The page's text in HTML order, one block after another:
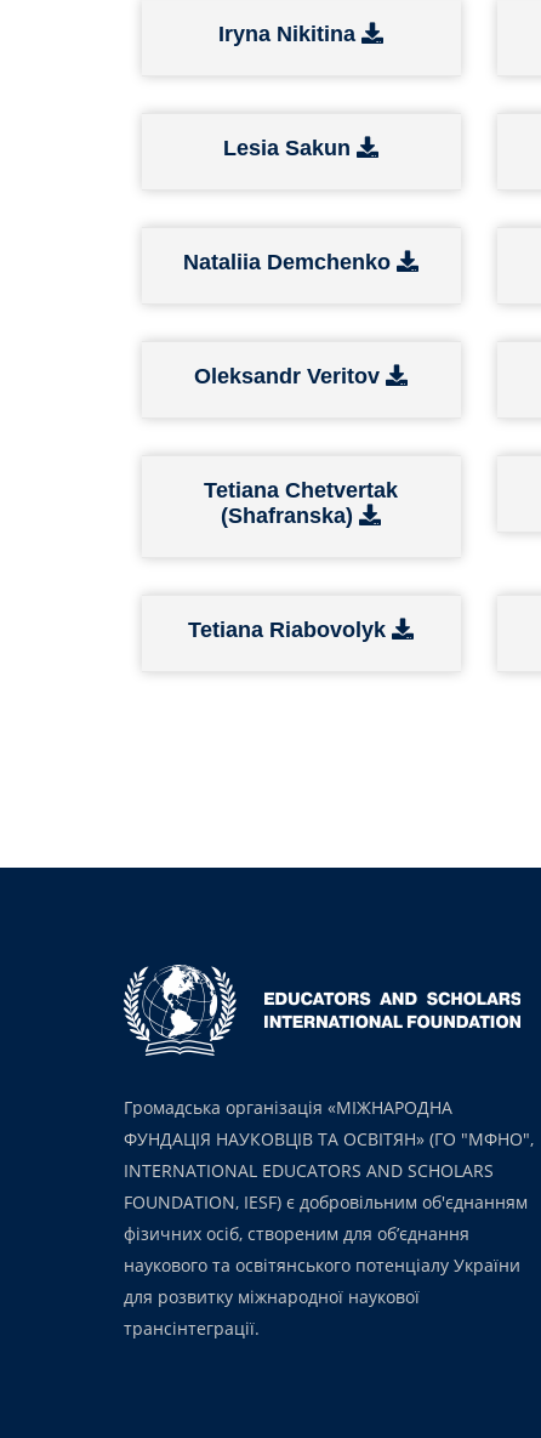
Iryna Nikitina
Lesia Sakun
Nataliia Demchenko
Oleksandr Veritov
Tetiana Chetvertak
(Shafranska)
Tetiana Riabovolyk
Громадська організація «МІЖНАРОДНА
ФУНДАЦІЯ НАУКОВЦІВ ТА ОСВІТЯН» (ГО "МФНО",
INTERNATIONAL EDUCATORS AND SCHOLARS
FOUNDATION, IESF) є добровільним об'єднанням
фізичних осіб, створеним для об’єднання
наукового та освітянського потенціалу України
для розвитку міжнародної наукової
трансінтеграції.